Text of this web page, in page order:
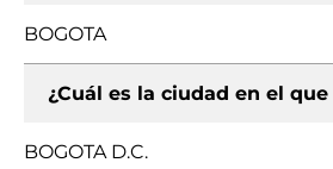
BOGOTA
¿Cuál es la ciudad en el
BOGOTA D.C.